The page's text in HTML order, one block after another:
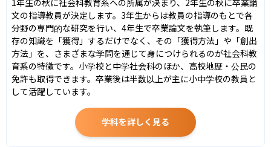
文の指導教員が決定します。3年生からは教員の指導のもとで各
分野の専門的な研究を行い、4年生で卒業論文を執筆します。既
存の知識を「獲得」するだけでなく、その「獲得方法」や「創出
方法」を、さまざまな学問を通じて身につけられるのが社会科教
育系の特徴です。小学校と中学社会科のほか、高校地歴・公民の
免許も取得できます。卒業後は半数以上が主に小中学校の教員と
して活躍しています。
学科を詳しく見る